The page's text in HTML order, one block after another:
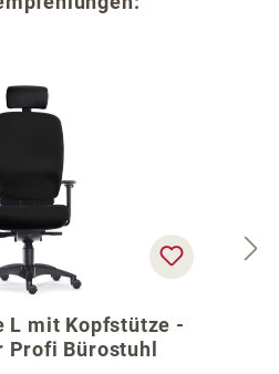
L mit Kopfstütze -
Profi Bürostuhl